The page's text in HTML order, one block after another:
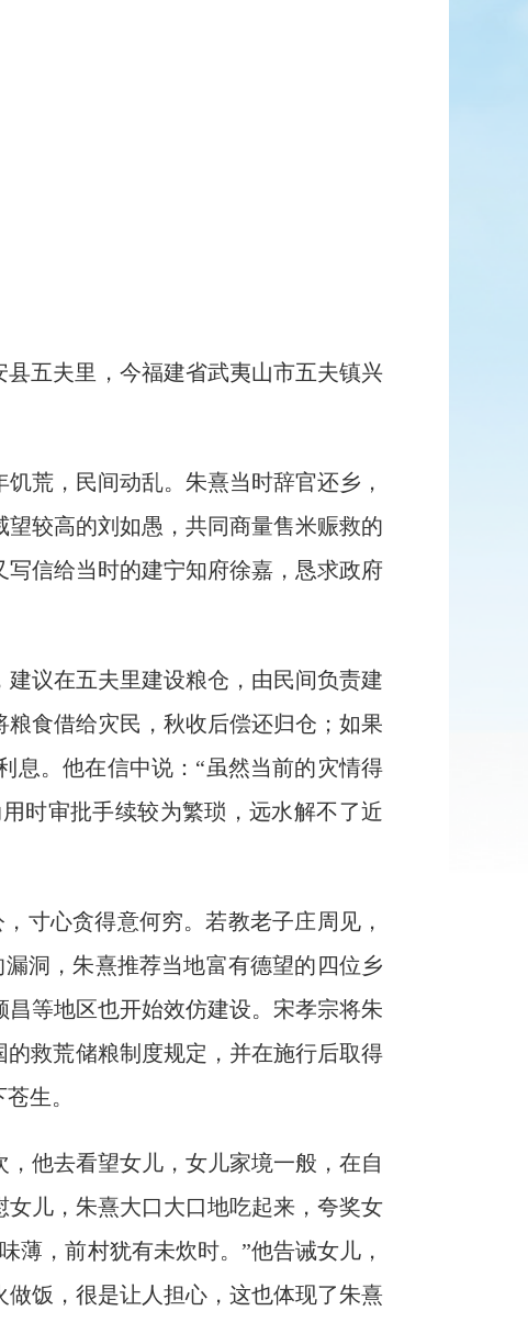
五夫里，今福建省武夷山市五夫镇兴
荒，民间动乱。朱熹当时辞官还乡，
较高的刘如愚，共同商量售米赈救的
信给当时的建宁知府徐嘉，恳求政府
议在五夫里建设粮仓，由民间负责建
食借给灾民，秋收后偿还归仓；如果
息。他在信中说：“虽然当前的灾情得
时审批手续较为繁琐，远水解不了近
寸心贪得意何穷。若教老子庄周见，
洞，朱熹推荐当地富有德望的四位乡
等地区也开始效仿建设。宋孝宗将朱
救荒储粮制度规定，并在施行后取得
生。
他去看望女儿，女儿家境一般，在自
儿，朱熹大口大口地吃起来，夸奖女
薄，前村犹有未炊时。”他告诫女儿，
饭，很是让人担心，这也体现了朱熹